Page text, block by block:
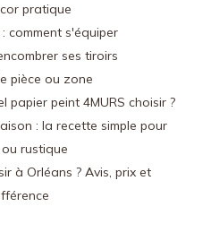
pratique
comment s'équiper
ses tiroirs
pièce ou zone
papier peint 4MURS choisir ?
: la recette simple pour
rustique
à Orléans ? Avis, prix et